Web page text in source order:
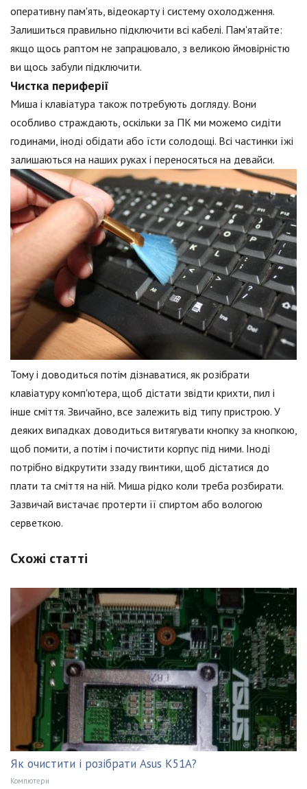
оперативну пам'ять, відеокарту і систему охолодження.
Залишиться правильно підключити всі кабелі. Пам'ятайте:
якщо щось раптом не запрацювало, з великою ймовірністю
ви щось забули підключити.
Чистка периферії
Миша і клавіатура також потребують догляду. Вони
особливо страждають, оскільки за ПК ми можемо сидіти
годинами, іноді обідати або їсти солодощі. Всі частинки їжі
залишаються на наших руках і переносяться на девайси.
Тому і доводиться потім дізнаватися, як розібрати
клавіатуру комп'ютера, щоб дістати звідти крихти, пил і
інше сміття. Звичайно, все залежить від типу пристрою. У
деяких випадках доводиться витягувати кнопку за кнопкою,
щоб помити, а потім і почистити корпус під ними. Іноді
потрібно відкрутити ззаду гвинтики, щоб дістатися до
плати та сміття на ній. Миша рідко коли треба розбирати.
Зазвичай вистачає протерти її спиртом або вологою
серветкою.
Схожі статті
Як очистити і розібрати Asus K51A?
Компютери